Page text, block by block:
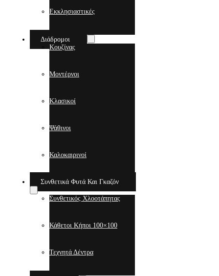
Εκκλησιαστικές
Διάδρομοι
Κουζίνας
Μοντέρνοι
Κλασικοί
Ψάθινοι
Καλοκαιρινοί
Συνθετικά Φυτά Και Γκαζόν
Συνθετικός Χλοοτάπητας
Κάθετοι Κήποι 100×100
Τεχνητά Δέντρα